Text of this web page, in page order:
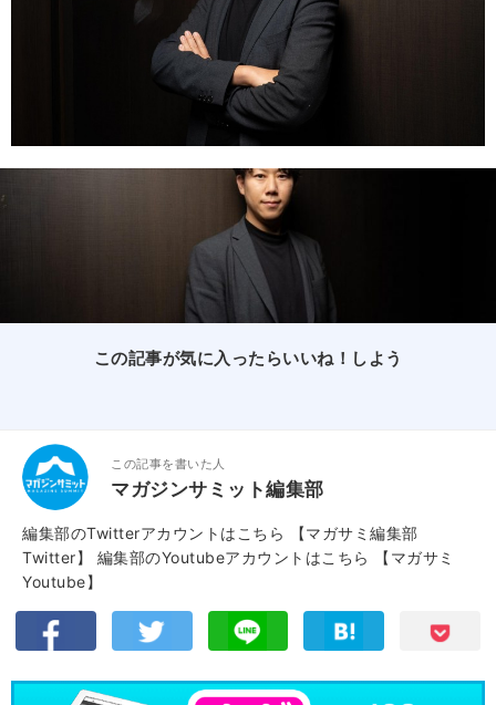
この記事が気に入ったらいいね！しよう
この記事を書いた人
マガジンサミット編集部
編集部のTwitterアカウントはこちら
【マガサミ編集部
Twitter】
編集部のYoutubeアカウントはこちら
【マガサミ
Youtube】